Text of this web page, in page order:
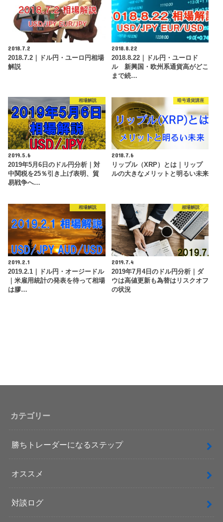
2018.7.2
2018.7.2｜ドル円・ユーロ円相場
解説
2018.8.22
2018.8.22｜ドル円・ユーロド
ル 新興国・欧州系通貨高がどこ
まで続…
相場解説
2019.5.6
2019年5月6日のドル円分析｜対
中関税を25％引き上げ表明、貿
易戦争へ…
暗号通貨講座
2018.7.6
リップル（XRP）とは｜リップ
ルの大きなメリットと明るい未来
相場解説
2019.2.1
2019.2.1｜ドル円・オージードル
｜米雇用統計の発表を待って相場
は膠…
相場解説
2019.7.4
2019年7月4日のドル円分析｜ダ
ウは高値更新も為替はリスクオフ
の状況
カテゴリー
勝ちトレーダーになるステップ
オススメ
対談ログ